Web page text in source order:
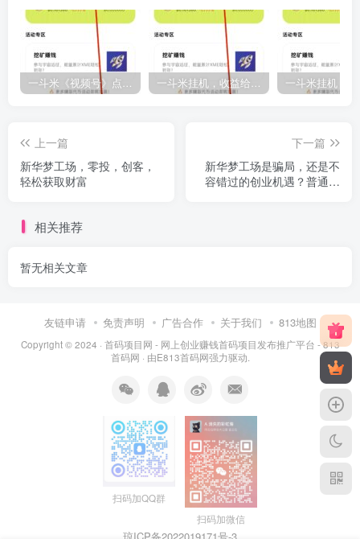
一斗米《视频号》点赞赚钱，马上大爆发 一斗米挂机，收益给到你满意，一起加油吧，十月恢复
上一篇
新华梦工场，零投，创客，
轻松获取财富
下一篇
新华梦工场是骗局，还是不
容错过的创业机遇？普通人
相关推荐
暂无相关文章
友链申请 免责声明 广告合作 关于我们 813地图
Copyright © 2024 · 首码项目网 - 网上创业赚钱首码项目发布推广平台 - 813
首码网 · 由E813首码网强力驱动.
扫码加QQ群
扫码加微信